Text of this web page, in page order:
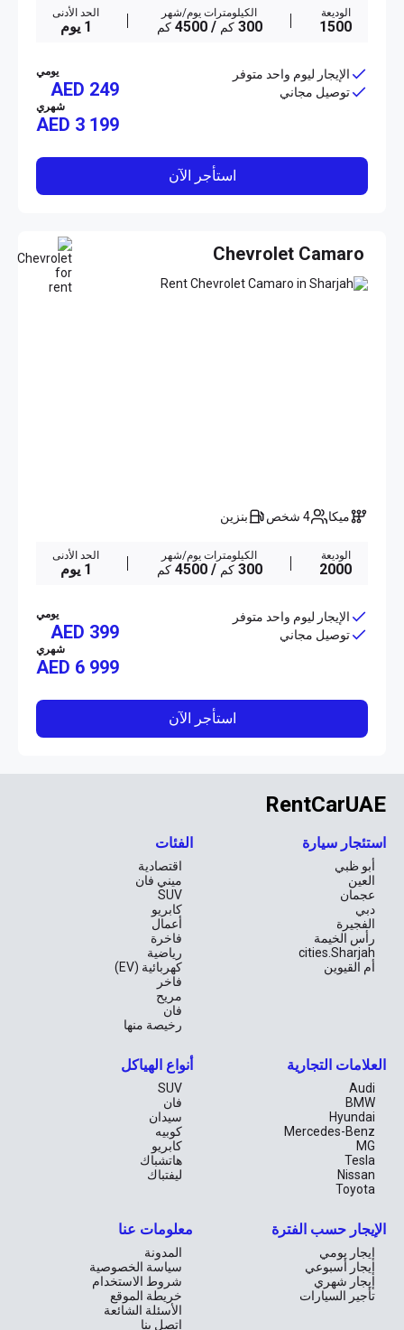
الوديعة
1500
الكيلومترات يوم/شهر
300 كم / 4500 كم
الحد الأدنى
1 يوم
الإيجار ليوم واحد متوفر
توصيل مجاني
يومي
AED 249
شهري
AED 3 199
استأجر الآن
Chevrolet Camaro
ميكا 4 شخص بنزين
الوديعة
2000
الكيلومترات يوم/شهر
300 كم / 4500 كم
الحد الأدنى
1 يوم
الإيجار ليوم واحد متوفر
توصيل مجاني
يومي
AED 399
شهري
AED 6 999
استأجر الآن
RentCarUAE
استئجار سيارة
أبو ظبي
العين
عجمان
دبي
الفجيرة
رأس الخيمة
cities.Sharjah
أم القيوين
الفئات
اقتصادية
ميني فان
SUV
كابريو
أعمال
فاخرة
رياضية
كهربائية (EV)
فاخر
مريح
فان
رخيصة منها
العلامات التجارية
Audi
BMW
Hyundai
Mercedes-Benz
MG
Tesla
Nissan
Toyota
أنواع الهياكل
SUV
فان
سيدان
كوبيه
كابريو
هاتشباك
ليفتباك
الإيجار حسب الفترة
إيجار يومي
إيجار أسبوعي
إيجار شهري
تأجير السيارات
معلومات عنا
المدونة
سياسة الخصوصية
شروط الاستخدام
خريطة الموقع
الأسئلة الشائعة
اتصل بنا